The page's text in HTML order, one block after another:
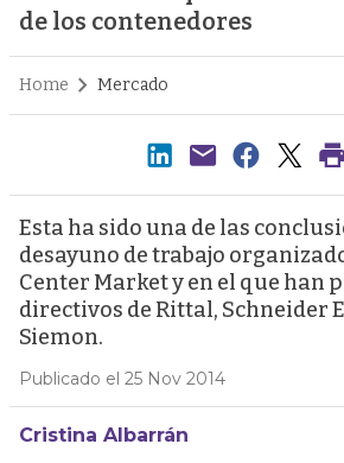
de los contenedores
Home Mercado
Esta ha sido una de las
desayuno de trabajo
Center Market y en el que han
directivos de Rittal, Schneider
Siemon.
Publicado el 25 Nov 2014
Cristina Albarrán